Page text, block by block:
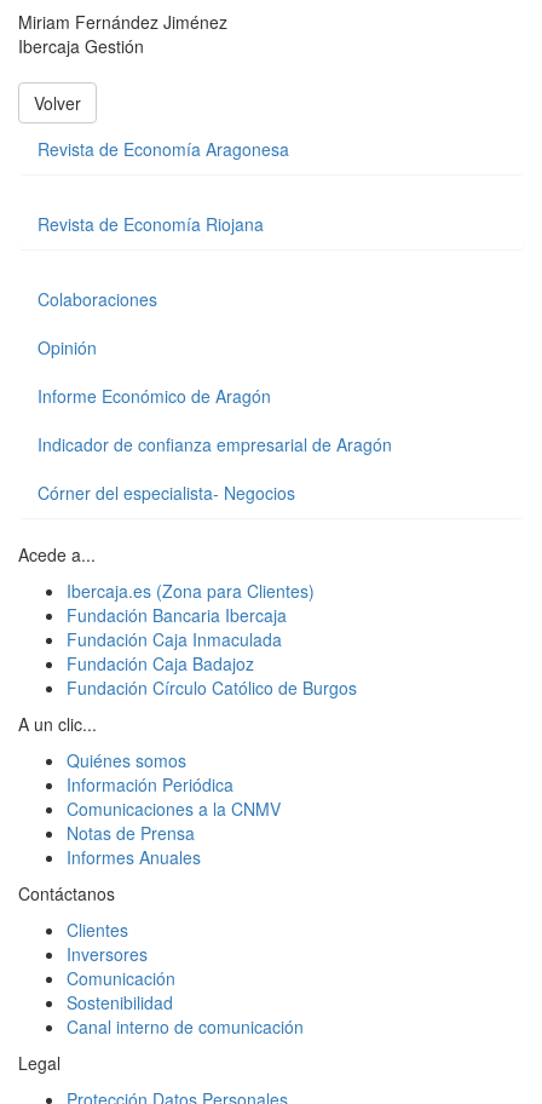
Miriam Fernández Jiménez
Ibercaja Gestión
Volver
Revista de Economía Aragonesa
Revista de Economía Riojana
Colaboraciones
Opinión
Informe Económico de Aragón
Indicador de confianza empresarial de Aragón
Córner del especialista- Negocios
Acede a...
Ibercaja.es (Zona para Clientes)
Fundación Bancaria Ibercaja
Fundación Caja Inmaculada
Fundación Caja Badajoz
Fundación Círculo Católico de Burgos
A un clic...
Quiénes somos
Información Periódica
Comunicaciones a la CNMV
Notas de Prensa
Informes Anuales
Contáctanos
Clientes
Inversores
Comunicación
Sostenibilidad
Canal interno de comunicación
Legal